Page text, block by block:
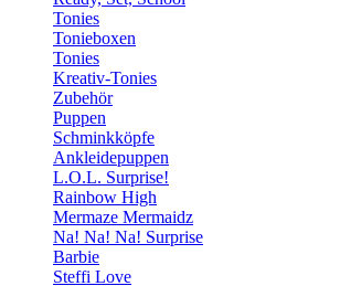
Tonies
Tonieboxen
Tonies
Kreativ-Tonies
Zubehör
Puppen
Schminkköpfe
Ankleidepuppen
L.O.L. Surprise!
Rainbow High
Mermaze Mermaidz
Na! Na! Na! Surprise
Barbie
Steffi Love